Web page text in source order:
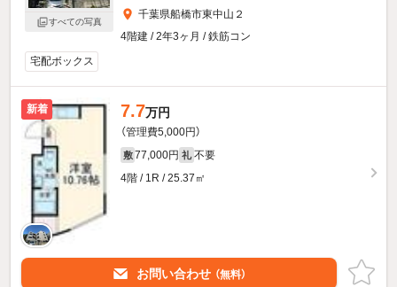
すべての写真
千葉県船橋市東中山２
4階建 / 2年3ヶ月 / 鉄筋コン
宅配ボックス
新着 7.7万円
（管理費5,000円）
敷 77,000円 礼 不要
4階 / 1R / 25.37㎡
お問い合わせ （無料）